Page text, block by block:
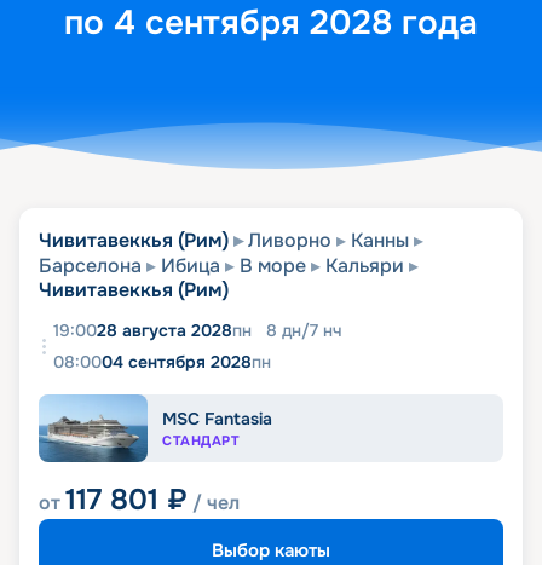
по 4 сентября 2028 года
Чивитавеккья (Рим) Ливорно
Канны
Барселона
Ибица В море
Кальяри
Чивитавеккья (Рим)
19:0028 августа 2028пн 8 дн/7 нч
08:0004 сентября 2028пн
MSC Fantasia
СТАНДАРТ
от117 801 ₽ / чел
Выбор каюты